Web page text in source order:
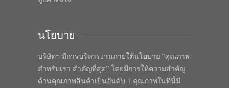
นโยบาย
บริษัทฯ มีการบริหารงานภายใต้นโยบาย “คุณภาพ
สำหรับเรา สำคัญที่สุด” โดยมีการให้ความสำคัญ
ด้านคุณภาพสินค้าเป็นอันดับ 1 คุณภาพในทีนี้มี